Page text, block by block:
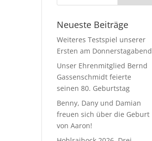
Neueste Beiträge
Weiteres Testspiel unserer
Ersten am Donnerstagabend
Unser Ehrenmitglied Bernd
Gassenschmidt feierte
seinen 80. Geburtstag
Benny, Dany und Damian
freuen sich über die Geburt
von Aaron!